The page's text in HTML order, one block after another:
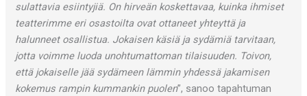
sulattavia esiintyjiä. On hirveän koskettavaa, kuinka ihmiset
teatterimme eri osastoilta ovat ottaneet yhteyttä ja
halunneet osallistua. Jokaisen käsiä ja sydämiä tarvitaan,
jotta voimme luoda unohtumattoman tilaisuuden. Toivon,
että jokaiselle jää sydämeen lämmin yhdessä jakamisen
kokemus rampin kummankin puolen”, sanoo tapahtuman